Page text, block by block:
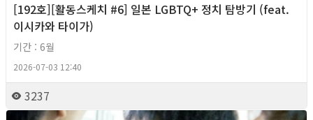
[192호][활동스케치 #6] 일본 LGBTQ+ 정치 탐방기 (feat.
이시카와 타이가)
기간 : 6월
2026-07-03 12:40
3237